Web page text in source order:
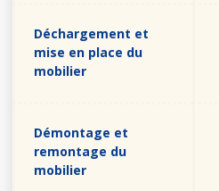
Déchargement et
mise en place du
mobilier
Démontage et
remontage du
mobilier